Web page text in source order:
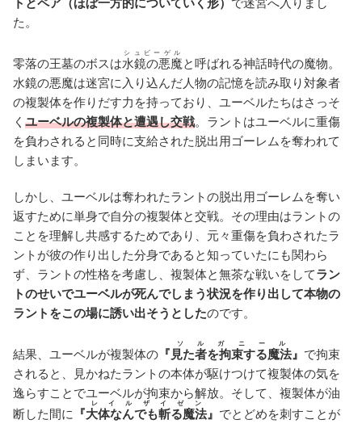
トとペア（ほぼ一方的についていく形） で迷宮へ入りまし
た。
零落の王墓のボスは水鏡の悪魔
シュビーゲル
と呼ばれる神話時代の魔物。
水鏡の悪魔は迷宮に入り込んだ人物の記憶を読み取り対象者
の複製体を作りだす力を持っており、ユーベルたちはさっそ
く ユーベルの複製体と遭遇し交戦。ラントはユーベルに重傷
を負わされると同時に支給された脱出用ゴーレムを奪われて
しまいます。
しかし、ユーベルは奪われたラントの脱出用ゴーレムを奪い
返すために単身で自分の複製体と交戦。その理由はラントの
ことを理解し共感するためであり、元々重傷を負わされたラ
ントが彼の作り出した分身であると知っていたにも関わら
ず、ラントの性格を考慮し、複製体と無茶な戦いをしてラン
トのせいでユーベルが死んでしまう状況を作り出して本物の
ラントをこの場に誘い出そうとしたのです。
結果、ユーベルが複製体の 『 見た者を拘束する魔法
ソルガニール
』 で拘束
されると、見かねたラントの本体が駆けつけて複製体の気を
逸らすことでユーベルが拘束から解放。そして、複製体が油
断した間に
『大体なんでも斬る魔法
レイルザイゼン
』 でとどめを刺すことが